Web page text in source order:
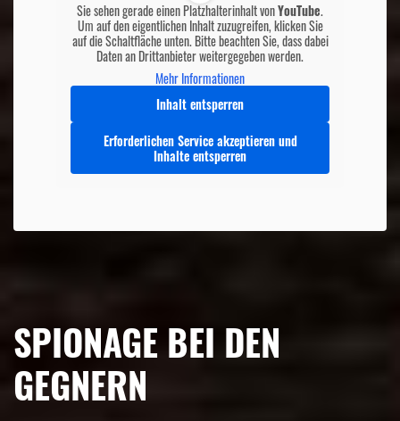
Sie sehen gerade einen Platzhalterinhalt vonYouTube.
Um auf den eigentlichen Inhalt zuzugreifen, klicken Sie
auf die Schaltfläche unten. Bitte beachten Sie, dass dabei
Daten an Drittanbieter weitergegeben werden.
Mehr Informationen
Inhalt entsperren
Erforderlichen Service akzeptieren und
Inhalte entsperren
SPIONAGE BEI DEN
GEGNERN